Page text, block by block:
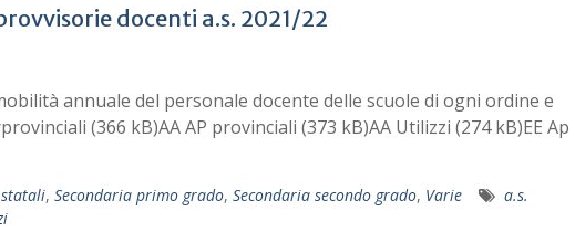
docenti a.s. 2021/22
annuale del personale docente delle scuole di ogni ordine e
(366 kB)AA AP provinciali (373 kB)AA Utilizzi (274 kB)EE Ap
statali, Secondaria primo grado, Secondaria secondo grado, Varie
a.s.